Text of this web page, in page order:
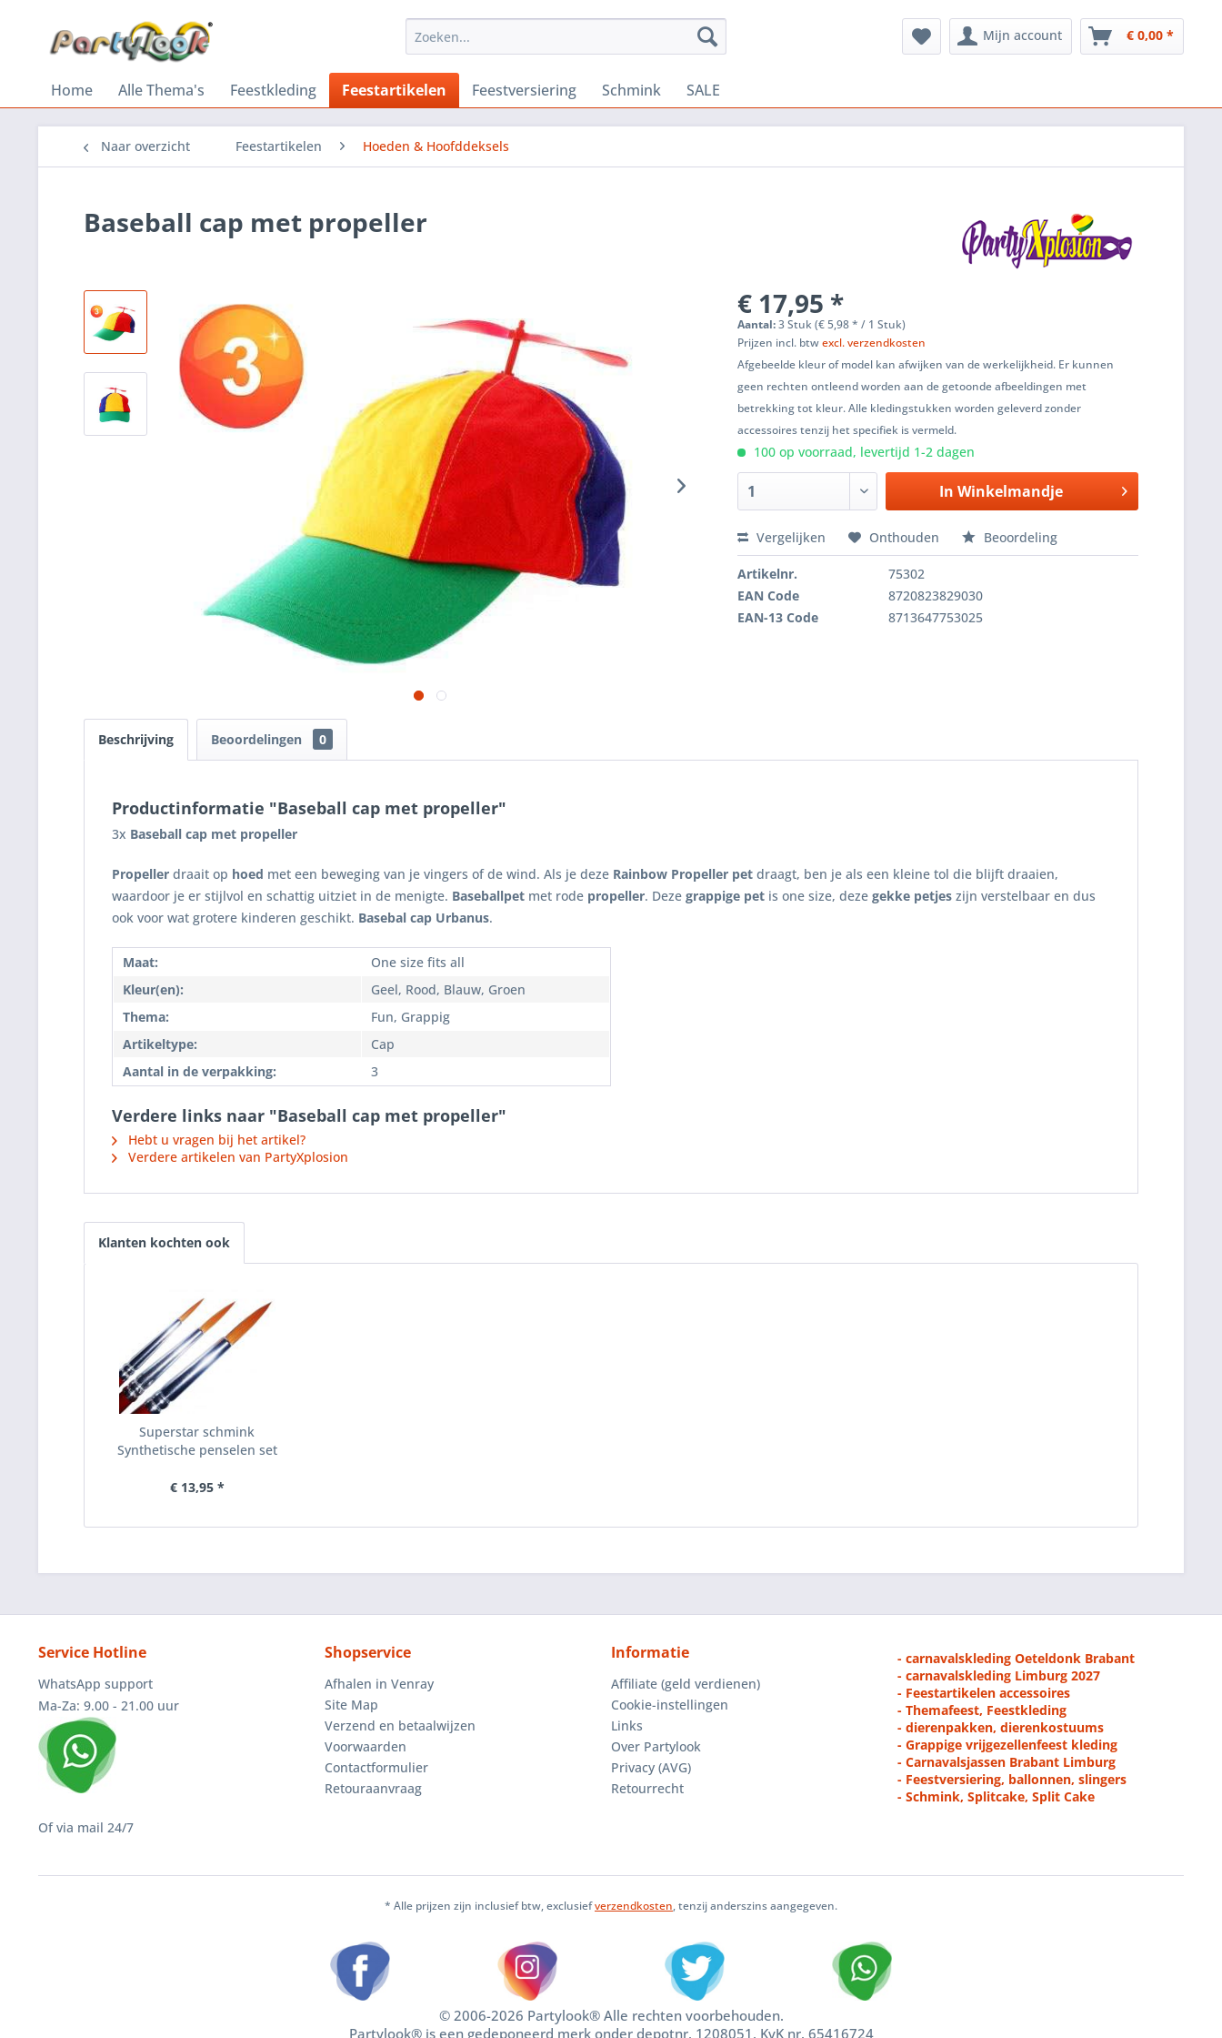
Mijn account € 0,00 *
Home Alle Thema's Feestkleding Feestartikelen Feestversiering Schmink SALE
Naar overzicht Feestartikelen Hoeden & Hoofddeksels
Baseball cap met propeller
€ 17,95 *
Aantal:3 Stuk (€ 5,98 * / 1 Stuk)
Prijzen incl. btwexcl. verzendkosten
Afgebeelde kleur of model kan afwijken van de werkelijkheid. Er kunnen
geen rechten ontleend worden aan de getoonde afbeeldingen met
betrekking tot kleur. Alle kledingstukken worden geleverd zonder
accessoires tenzij het specifiek is vermeld.
100 op voorraad, levertijd 1-2 dagen
In Winkelmandje
Vergelijken Onthouden Beoordeling
Artikelnr.
75302
EAN Code
8720823829030
EAN-13 Code
8713647753025
Beschrijving Beoordelingen 0
Productinformatie "Baseball cap met propeller"
3x Baseball cap met propeller
Propeller draait op hoed met een beweging van je vingers of de wind. Als je deze Rainbow Propeller pet draagt, ben je als een kleine tol die blijft draaien,
waardoor je er stijlvol en schattig uitziet in de menigte. Baseballpet met rode propeller. Deze grappige pet is one size, deze gekke petjes zijn verstelbaar en dus
ook voor wat grotere kinderen geschikt. Basebal cap Urbanus.
Maat:
One size fits all
Kleur(en):
Geel, Rood, Blauw, Groen
Thema:
Fun, Grappig
Artikeltype:
Cap
Aantal in de verpakking:
3
Verdere links naar "Baseball cap met propeller"
Hebt u vragen bij het artikel?
Verdere artikelen van PartyXplosion
Klanten kochten ook
Superstar schmink
Synthetische penselen set
€ 13,95 *
Service Hotline
WhatsApp support
Ma-Za: 9.00 - 21.00 uur
Of via mail 24/7
Shopservice
Afhalen in Venray
Site Map
Verzend en betaalwijzen
Voorwaarden
Contactformulier
Retouraanvraag
Informatie
Affiliate (geld verdienen)
Cookie-instellingen
Links
Over Partylook
Privacy (AVG)
Retourrecht
- carnavalskleding Oeteldonk Brabant
- carnavalskleding Limburg 2027
- Feestartikelen accessoires
- Themafeest, Feestkleding
- dierenpakken, dierenkostuums
- Grappige vrijgezellenfeest kleding
- Carnavalsjassen Brabant Limburg
- Feestversiering, ballonnen, slingers
- Schmink, Splitcake, Split Cake
* Alle prijzen zijn inclusief btw, exclusiefverzendkosten, tenzij anderszins aangegeven.
© 2006-2026 Partylook® Alle rechten voorbehouden.
Partylook® is een gedeponeerd merk onder depotnr. 1208051. KvK nr. 65416724